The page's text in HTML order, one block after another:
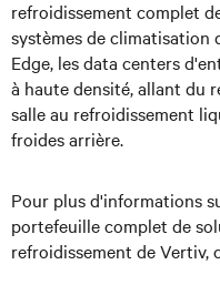
refroidissement complet
systèmes de climatisation
Edge, les data centers
à haute densité, allant du
salle au refroidissement
froides arrière.
Pour plus d'informations
portefeuille complet de
refroidissement de Vertiv,